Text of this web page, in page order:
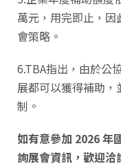
萬元，用完即止，
會策略。
6.TBA指出，由於公
展都可以獲得補助
制。
如有意參加 2026 年
詢展會資訊，歡迎